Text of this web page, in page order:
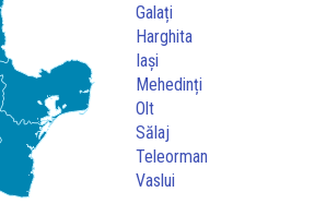
Galați
Harghita
Iași
Mehedinți
Olt
Sălaj
Teleorman
Vaslui